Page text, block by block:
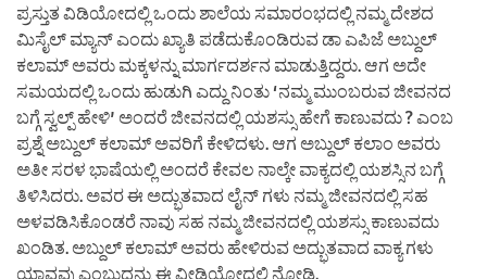
ಪ್ರಸ್ತುತ ವಿಡಿಯೋದಲ್ಲಿ ಒಂದು ಶಾಲೆಯ ಸಮಾರಂಭದಲ್ಲಿ ನಮ್ಮ ದೇಶದ
ಮಿಸೈಲ್ ಮ್ಯಾನ್ ಎಂದು ಖ್ಯಾತಿ ಪಡೆದುಕೊಂಡಿರುವ ಡಾ ಎಪಿಜೆ ಅಬ್ದುಲ್
ಕಲಾಮ್ ಅವರು ಮಕ್ಕಳನ್ನು ಮಾರ್ಗದರ್ಶನ ಮಾಡುತ್ತಿದ್ದರು. ಆಗ ಅದೇ
ಸಮಯದಲ್ಲಿ ಒಂದು ಹುಡುಗಿ ಎದ್ದು ನಿಂತು ‘ನಮ್ಮ ಮುಂಬರುವ ಜೀವನದ
ಬಗ್ಗೆ ಸ್ವಲ್ಪ್ ಹೇಳಿ’ ಅಂದರೆ ಜೀವನದಲ್ಲಿ ಯಶಸ್ಸು ಹೇಗೆ ಕಾಣುವದು ? ಎಂಬ
ಪ್ರಶ್ನೆ ಅಬ್ದುಲ್ ಕಲಾಮ್ ಅವರಿಗೆ ಕೇಳಿದಳು. ಆಗ ಅಬ್ದುಲ್ ಕಲಾಂ ಅವರು
ಅತೀ ಸರಳ ಭಾಷೆಯಲ್ಲಿ ಅಂದರೆ ಕೇವಲ ನಾಲ್ಕೇ ವಾಕ್ಯದಲ್ಲಿ ಯಶಸ್ಸಿನ ಬಗ್ಗೆ
ತಿಳಿಸಿದರು. ಅವರ ಈ ಅದ್ಭುತವಾದ ಲೈನ್ ಗಳು ನಮ್ಮ ಜೀವನದಲ್ಲಿ ಸಹ
ಅಳವಡಿಸಿಕೊಂಡರೆ ನಾವು ಸಹ ನಮ್ಮ ಜೀವನದಲ್ಲಿ ಯಶಸ್ಸು ಕಾಣುವದು
ಖಂಡಿತ. ಅಬ್ದುಲ್ ಕಲಾಮ್ ಅವರು ಹೇಳಿರುವ ಅದ್ಭುತವಾದ ವಾಕ್ಯ ಗಳು
ಯಾವವು ಎಂಬುದನ್ನು ಈ ವೀಡಿಯೋದಲ್ಲಿ ನೋಡಿ.